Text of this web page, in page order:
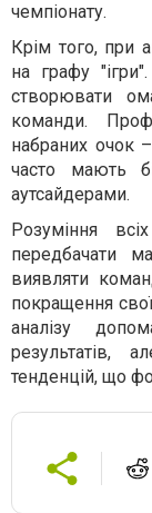
чемпіонату.
Крім того, при
на графу
створювати
команди.
набраних очок
часто мають
аутсайдерами.
Розуміння
передбачати
виявляти
покращення
аналізу
результатів,
тенденцій, що